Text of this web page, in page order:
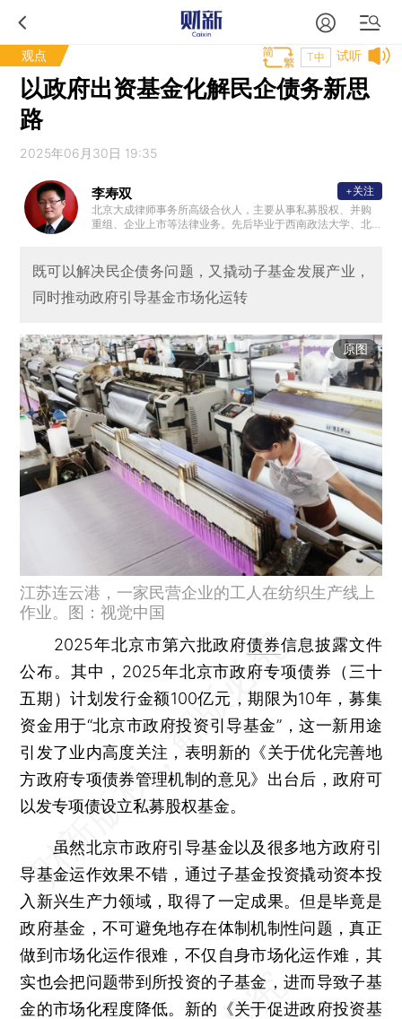
观点 试听
T中
以政府出资基金化解民企债务新思
路
2025年06月30日 19:35
李寿双
北京大成律师事务所高级合伙人，主要从事私募股权、并购
重组、企业上市等法律业务。先后毕业于西南政法大学、北
份有限公司独立董事、隆基股份独立董事、中国保险资管协
会私募基金及股权投资计划评审专家等。先后获得北京市优
秀律师、入选司法部千名涉外律师人才库。
+关注
既可以解决民企债务问题，又撬动子基金发展产业，
同时推动政府引导基金市场化运转
原图
江苏连云港，一家民营企业的工人在纺织生产线上
作业。图：视觉中国
2025年北京市第六批政府债券信息披露文件
公布。其中，2025年北京市政府专项债券（三十
五期）计划发行金额100亿元，期限为10年，募集
资金用于“北京市政府投资引导基金”，这一新用途
引发了业内高度关注，表明新的《关于优化完善地
方政府专项债券管理机制的意见》出台后，政府可
以发专项债设立私募股权基金。
虽然北京市政府引导基金以及很多地方政府引
导基金运作效果不错，通过子基金投资撬动资本投
入新兴生产力领域，取得了一定成果。但是毕竟是
政府基金，不可避免地存在体制机制性问题，真正
做到市场化运作很难，不仅自身市场化运作难，其
实也会把问题带到所投资的子基金，进而导致子基
金的市场化程度降低。新的《关于促进政府投资基